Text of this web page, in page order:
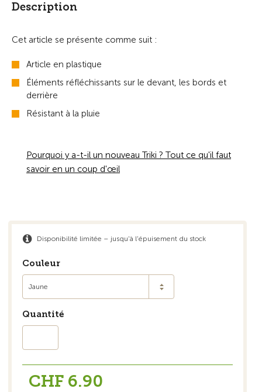
Description
Cet article se présente comme suit :
Article en plastique
Éléments réfléchissants sur le devant, les bords et
derrière
Résistant à la pluie
Pourquoi y a-t-il un nouveau Triki ? Tout ce qu'il faut
savoir en un coup d'œil
Disponibilité limitée – jusqu'à l'épuisement du stock
Couleur
Jaune
Quantité
CHF 6.90